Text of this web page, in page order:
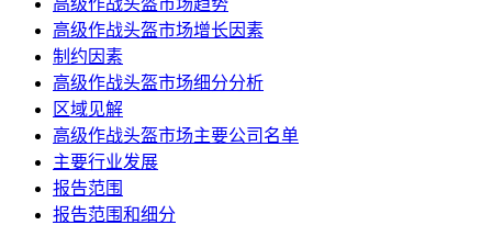
高级作战头盔市场增长因素
制约因素
高级作战头盔市场细分分析
区域见解
高级作战头盔市场主要公司名单
主要行业发展
报告范围
报告范围和细分